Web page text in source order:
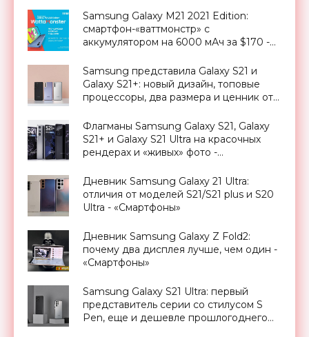
Samsung Galaxy M21 2021 Edition:
смартфон-«ваттмонстр» с
аккумулятором на 6000 мАч за $170 -
Samsung представила Galaxy S21 и
Galaxy S21+: новый дизайн, топовые
процессоры, два размера и ценник от
Флагманы Samsung Galaxy S21, Galaxy
S21+ и Galaxy S21 Ultra на красочных
рендерах и «живых» фото -
Дневник Samsung Galaxy 21 Ultra:
отличия от моделей S21/S21 plus и S20
Ultra - «Смартфоны»
Дневник Samsung Galaxy Z Fold2:
почему два дисплея лучше, чем один -
«Смартфоны»
Samsung Galaxy S21 Ultra: первый
представитель серии со стилусом S
Pen, еще и дешевле прошлогоднего